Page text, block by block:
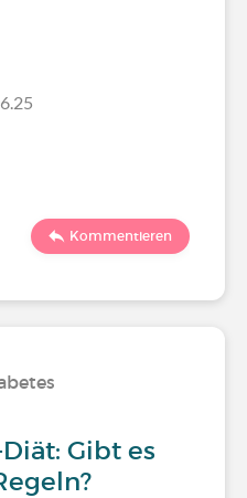
Kommentieren
Gibt es